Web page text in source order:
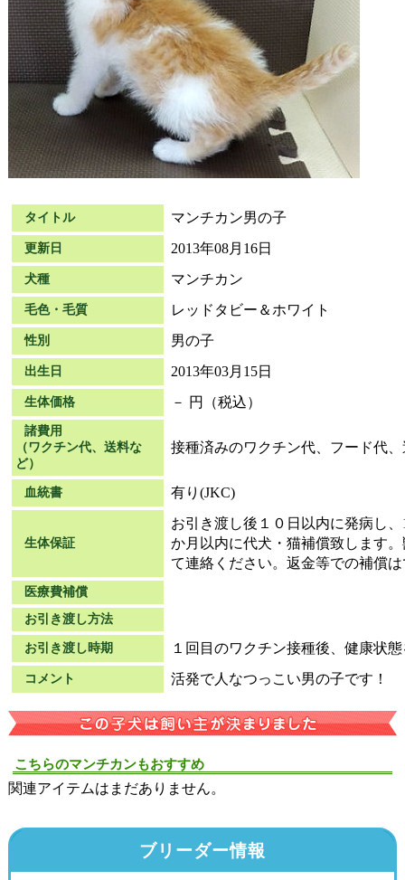
タイトル マンチカン男の子
更新日 2013年08月16日
犬種 マンチカン
毛色・毛質 レッドタビー＆ホワイト
性別 男の子
出生日 2013年03月15日
生体価格 － 円（税込）
諸費用
（ワクチン代、送料な
ど）
接種済みのワクチン代、フード代
血統書 有り(JKC)
生体保証
お引き渡し後１０日以内に発病し
か月以内に代犬・猫補償致します
て連絡ください。返金等での補償
医療費補償
お引き渡し方法
お引き渡し時期 １回目のワクチン接種後、健康状
コメント 活発で人なつっこい男の子です！
こちらのマンチカンもおすすめ
関連アイテムはまだありません。
ブリーダー情報